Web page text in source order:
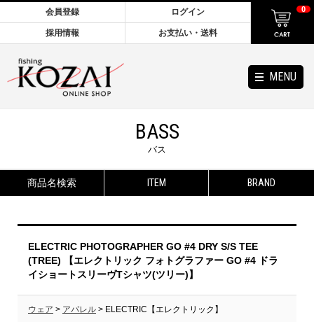
MENU
会員登録 ログイン
採用情報 お支払い・送料
0
BASS
バス
商品名検索 ITEM BRAND
ELECTRIC PHOTOGRAPHER GO #4 DRY S/S TEE
(TREE) 【エレクトリック フォトグラファー GO #4 ドラ
イショートスリーヴTシャツ(ツリー)】
ウェア > アパレル > ELECTRIC【エレクトリック】